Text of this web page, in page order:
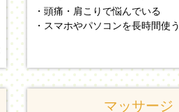
・頭痛・肩こりで悩んでいる
・スマホやパソコンを長時間使う
マッサージ